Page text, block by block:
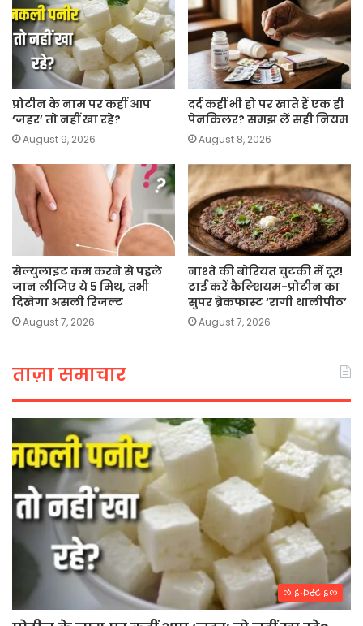
प्रोटीन के नाम पर कहीं आप
‘जहर’ तो नहीं खा रहे?
August 9, 2026
दर्द कहीं भी हो पर खाते हैं एक ही
पेनकिलर? समझ लें सही नियम
August 8, 2026
सेल्युलाइट कम करने से पहले
जान लीजिए ये 5 मिथ, तभी
दिखेगा असली रिजल्ट
August 7, 2026
नाश्ते की बोरियत चुटकी में दूर!
ट्राई करें कैल्शियम-प्रोटीन का
सुपर ब्रेकफास्ट ‘रागी थालीपीठ’
August 7, 2026
ताज़ा समाचार
लाइफस्टाइल